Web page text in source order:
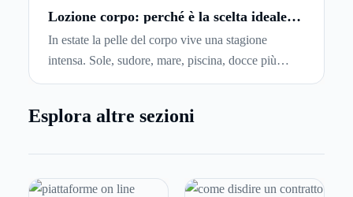
capiremo come inviare la disdetta per un contratto
Lozione corpo: perché è la scelta ideale
In estate la pelle del corpo vive una stagione
intensa. Sole, sudore, mare, piscina, docce più
frequenti e aria condizionata possono renderla
meno confortevole. Eppure, proprio nei mesi caldi,
o difficili da assorbire.
Esplora altre sezioni